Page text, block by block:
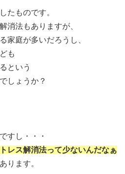
たものです。
消法もありますが、
家庭が多いだろうし、
も
という
しょうか？
すし・・・
レス解消法って少ないんだなぁ
ります。